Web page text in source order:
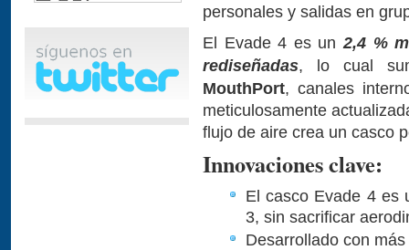
personales y salidas en
El Evade 4 es un 2,4 %
rediseñadas, lo cual
MouthPort, canales
meticulosamente
flujo de aire crea un casco
Innovaciones clave:
El casco Evade 4 es
3, sin sacrificar
Desarrollado con